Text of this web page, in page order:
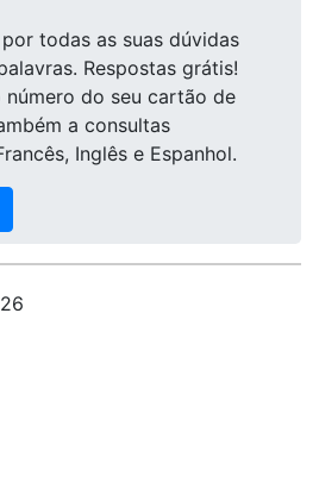
todas as suas dúvidas
Respostas grátis!
do seu cartão de
a consultas
Inglês e Espanhol.